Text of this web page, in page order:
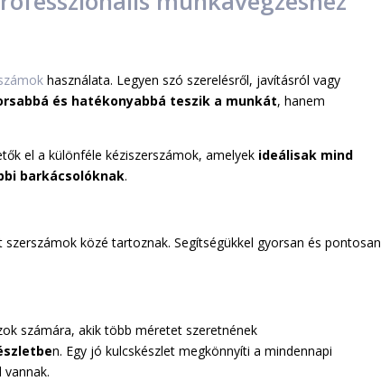
használata. Legyen szó szerelésről, javításról vagy
és hatékonyabbá teszik a munkát, hanem
el a különféle kéziszerszámok, amelyek ideálisak mind
barkácsolóknak.
szerszámok közé tartoznak. Segítségükkel gyorsan és pontosan
számára, akik több méretet szeretnének
n. Egy jó kulcskészlet megkönnyíti a mindennapi